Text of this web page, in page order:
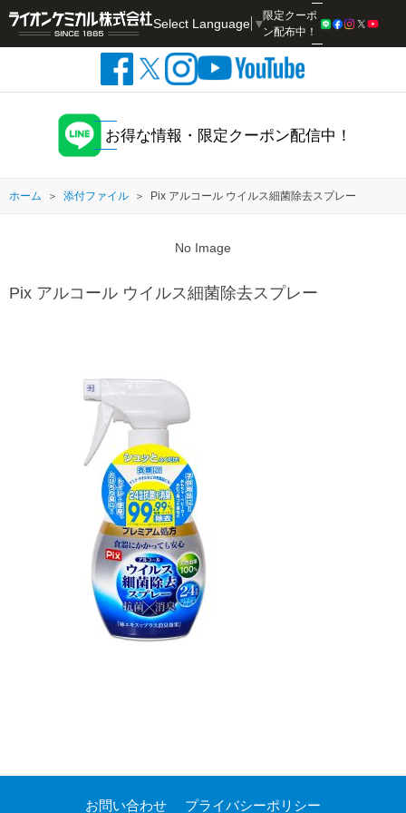
Select Language ▼
限定クーポ
ン配布中！
お得な情報・限定クーポン配信中！
ホーム 添付ファイル Pix アルコール ウイルス細菌除去スプレー
No Image
Pix アルコール ウイルス細菌除去スプレー
お問い合わせ プライバシーポリシー
検索